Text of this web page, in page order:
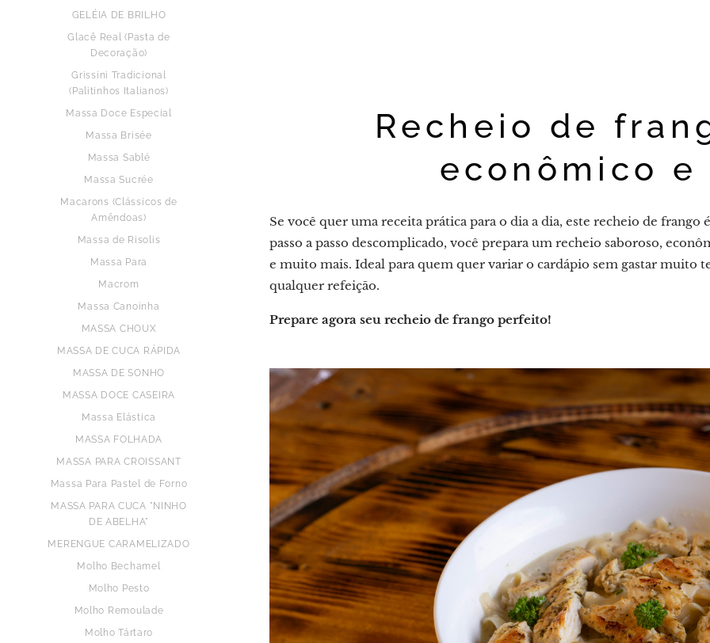
GELÉIA DE BRILHO
Glacê Real (Pasta de
Decoração)
Grissini Tradicional
(Palitinhos Italianos)
Massa Doce Especial
Massa Brisée
Massa Sablé
Massa Sucrée
Macarons (Clássicos de
Amêndoas)
Massa de Risolis
Massa Para
Macrom
Massa Canoinha
MASSA CHOUX
MASSA DE CUCA RÁPIDA
MASSA DE SONHO
MASSA DOCE CASEIRA
Massa Elástica
MASSA FOLHADA
MASSA PARA CROISSANT
Massa Para Pastel de Forno
MASSA PARA CUCA "NINHO
DE ABELHA"
MERENGUE CARAMELIZADO
Molho Bechamel
Molho Pesto
Molho Remoulade
Molho Tártaro
Recheio de
econômico
Se você quer uma receita prática para o dia a dia, este recheio de
passo a passo descomplicado, você prepara um recheio saboroso,
e muito mais. Ideal para quem quer variar o cardápio sem gastar muito
qualquer refeição.
Prepare agora seu recheio de frango perfeito!